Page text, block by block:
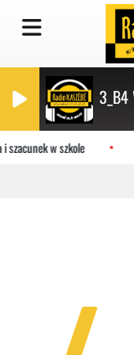
3_B4
szacunek w szkole